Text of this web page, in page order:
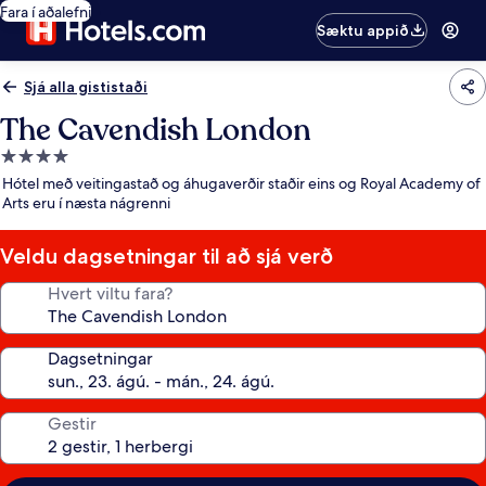
Fara í aðalefni
Sæktu appið
Sjá alla gististaði
The Cavendish London
4.0
stjörnu
gististaður
Hótel með veitingastað og áhugaverðir staðir eins og Royal Academy of
Arts eru í næsta nágrenni
Veldu dagsetningar til að sjá verð
Hvert viltu fara?
Dagsetningar
Gestir